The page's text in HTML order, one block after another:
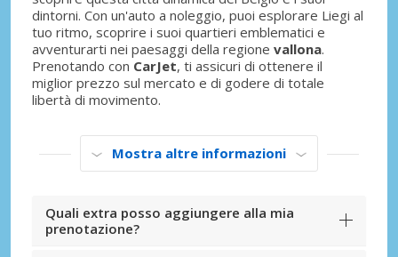
dintorni. Con un'auto a noleggio, puoi esplorare Liegi al
tuo ritmo, scoprire i suoi quartieri emblematici e
avventurarti nei paesaggi della regione vallona.
Prenotando con CarJet, ti assicuri di ottenere il
miglior prezzo sul mercato e di godere di totale
libertà di movimento.
Mostra altre informazioni
Quali extra posso aggiungere alla mia
prenotazione?